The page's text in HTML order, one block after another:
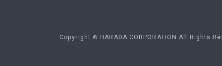
Copyright © HARADA CORPORATION All Rights